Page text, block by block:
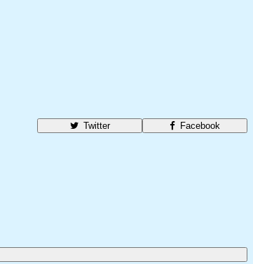
Facebook
Twitter